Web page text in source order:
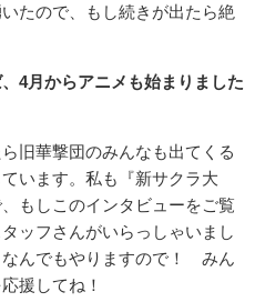
たので、もし続きが出たら絶
4月からアニメも始まりました
華撃団のみんなも出てくる
います。私も『新サクラ大
もしこのインタビューをご覧
ッフさんがいらっしゃいまし
なんでもやりますので！ みん
援してね！